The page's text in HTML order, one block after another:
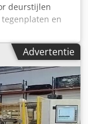
deurstijlen
en
uit:
X10030C)
45° snijden -
boren
transportband
Mod.
Advertentie